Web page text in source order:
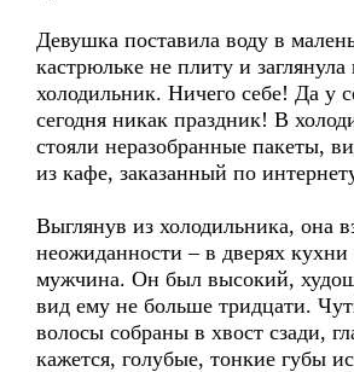
Девушка поставила воду в
кастрюльке не плиту и заглянула
холодильник. Ничего себе! Да у
сегодня никак праздник! В
стояли неразобранные пакеты,
из кафе, заказанный по
Выглянув из холодильника, она
неожиданности – в дверях кухни
мужчина. Он был высокий,
вид ему не больше тридцати.
волосы собраны в хвост сзади,
кажется, голубые, тонкие губы